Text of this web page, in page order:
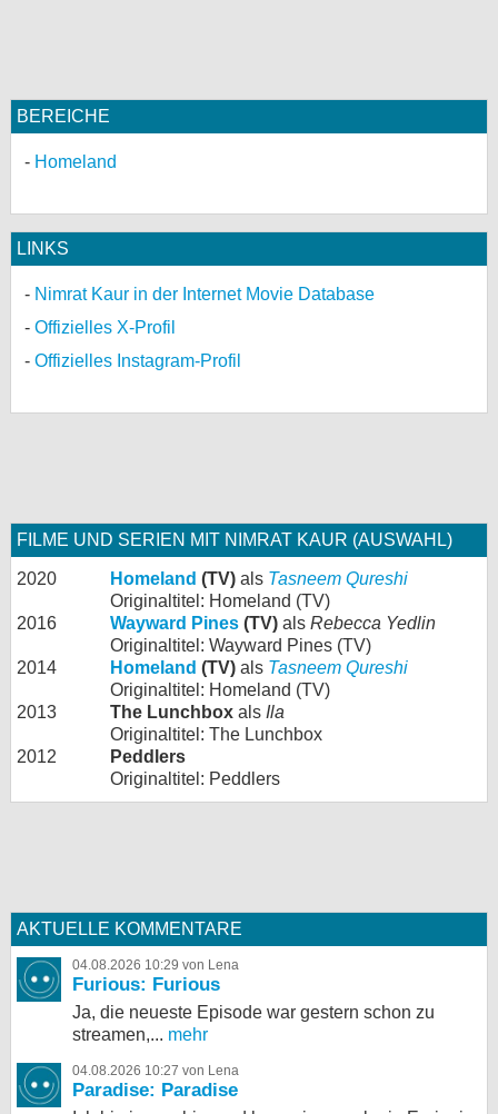
BEREICHE
Homeland
LINKS
Nimrat Kaur in der Internet Movie Database
Offizielles X-Profil
Offizielles Instagram-Profil
FILME UND SERIEN MIT NIMRAT KAUR (AUSWAHL)
2020 Homeland (TV) als Tasneem Qureshi
Originaltitel: Homeland (TV)
2016
Wayward Pines (TV) als Rebecca Yedlin
Originaltitel: Wayward Pines (TV)
2014
Homeland (TV) als Tasneem Qureshi
Originaltitel: Homeland (TV)
2013
The Lunchbox als Ila
Originaltitel: The Lunchbox
2012
Peddlers
Originaltitel: Peddlers
AKTUELLE KOMMENTARE
04.08.2026 10:29 von Lena
Furious: Furious
Ja, die neueste Episode war gestern schon zu
streamen,... mehr
04.08.2026 10:27 von Lena
Paradise: Paradise